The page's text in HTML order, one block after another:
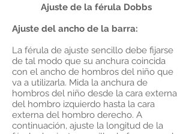
Ajuste de la férula Dobbs
Ajuste del ancho de la barra:
La férula de ajuste sencillo debe fijarse
de tal modo que su anchura coincida
con el ancho de hombros del niño que
va a utilizarla. Mida la anchura de
hombros del niño desde la cara externa
del hombro izquierdo hasta la cara
externa del hombro derecho. A
continuación, ajuste la longitud de la